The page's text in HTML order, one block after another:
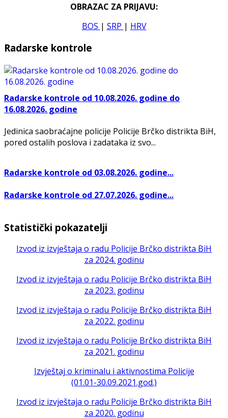
OBRAZAC ZA PRIJAVU:
BOS | SRP | HRV
Radarske kontrole
Radarske kontrole od 10.08.2026. godine do
16.08.2026. godine
Jedinica saobraćajne policije Policije Brčko distrikta BiH,
pored ostalih poslova i zadataka iz svo...
Radarske kontrole od 03.08.2026. godine...
Radarske kontrole od 27.07.2026. godine...
Statistički pokazatelji
Izvod iz izvještaja o radu Policije Brčko distrikta BiH
za 2024. godinu
Izvod iz izvještaja o radu Policije Brčko distrikta BiH
za 2023. godinu
Izvod iz izvještaja o radu Policije Brčko distrikta BiH
za 2022. godinu
Izvod iz izvještaja o radu Policije Brčko distrikta BiH
za 2021. godinu
Izvještaj o kriminalu i aktivnostima Policije
(01.01-30.09.2021.god.)
Izvod iz izvještaja o radu Policije Brčko distrikta BiH
za 2020. godinu